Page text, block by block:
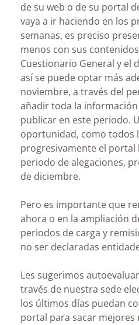
de su web o de su portal
vaya a ir haciendo en los
semanas, es preciso
menos con sus
Cuestionario General y el
así se puede optar más
noviembre, a través del
añadir toda la
publicar en este periodo.
oportunidad, como todos
progresivamente el portal
periodo de alegaciones,
de diciembre.
Pero es importante que
ahora o en la ampliación
periodos de carga y
no ser declaradas
Les sugerimos
través de nuestra sede
los últimos días puedan
portal para sacar mejores